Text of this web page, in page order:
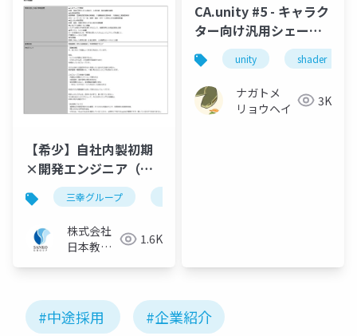
【希少】自社内製初期
×開発エンジニア（要
件定義～設計の上流ポ
ジション）｜三幸グル
ープ【株式会社日本教
育クリエイト】
三幸グループ
株式会社
日本教育
ョン事業
部
1.6K
CA.unity #5 - キャラク
ター向け汎用シェーダ
ーを作った話 (公開用)
unity shader
ナガトメ
リョウヘイ
3K
#中途採用 #企業紹介